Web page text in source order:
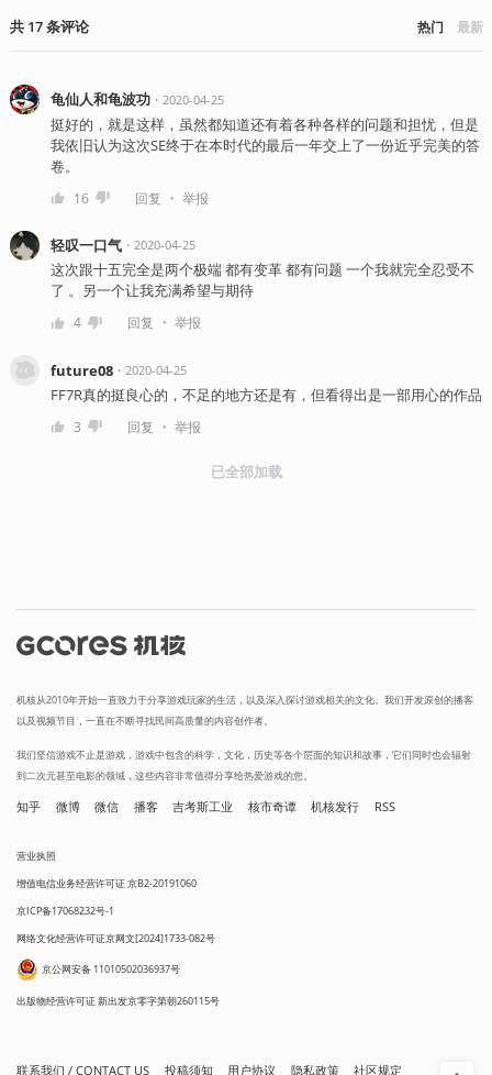
共 17条评论 热门 最新
龟仙人和龟波功・ 2020-04-25
挺好的，就是这样，虽然都知道还有着各种各样的问题和担忧，但是
我依旧认为这次SE终于在本时代的最后一年交上了一份近乎完美的答
卷。
16 回复 ・ 举报
轻叹一口气・ 2020-04-25
这次跟十五完全是两个极端 都有变革 都有问题 一个我就完全忍受不
了 。另一个让我充满希望与期待
4 回复 ・ 举报
future08・ 2020-04-25
FF7R真的挺良心的，不足的地方还是有，但看得出是一部用心的作品
3 回复 ・ 举报
已全部加载
机核从2010年开始一直致力于分享游戏玩家的生活，以及深入探讨游戏相关的文化。我们开发原创的播客
以及视频节目，一直在不断寻找民间高质量的内容创作者。
我们坚信游戏不止是游戏，游戏中包含的科学，文化，历史等各个层面的知识和故事，它们同时也会辐射
到二次元甚至电影的领域，这些内容非常值得分享给热爱游戏的您。
知乎 微博 微信 播客 吉考斯工业 核市奇谭 机核发行 RSS
营业执照
增值电信业务经营许可证 京B2-20191060
京ICP备17068232号-1
网络文化经营许可证京网文[2024]1733-082号
京公网安备 11010502036937号
出版物经营许可证 新出发京零字第朝260115号
联系我们 / CONTACT US 投稿须知 用户协议 隐私政策 社区规定